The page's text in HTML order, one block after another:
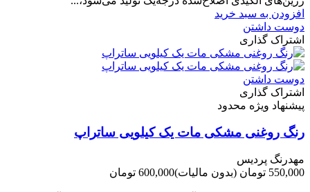
افزودن به سبد خرید
دوست داشتن
اشتراک گذاری
دوست داشتن
اشتراک گذاری
پیشنهاد ویژه محدود
رنگ روغنی مشکی مات یک کیلویی ساتراپ
مهدرنگ پردیس
550,000 تومان
(بدون مالیات)600,000 تومان